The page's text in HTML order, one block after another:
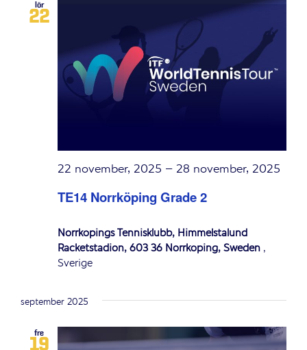
lör
22
TE14 Norrköping Grade 2
22 november, 2025 – 28 november, 2025
Norrköpings Tennisklubb, Himmelstalund
Racketstadion, 603 36 Norrköping, Sweden ,
Sverige
september 2025
fre
19